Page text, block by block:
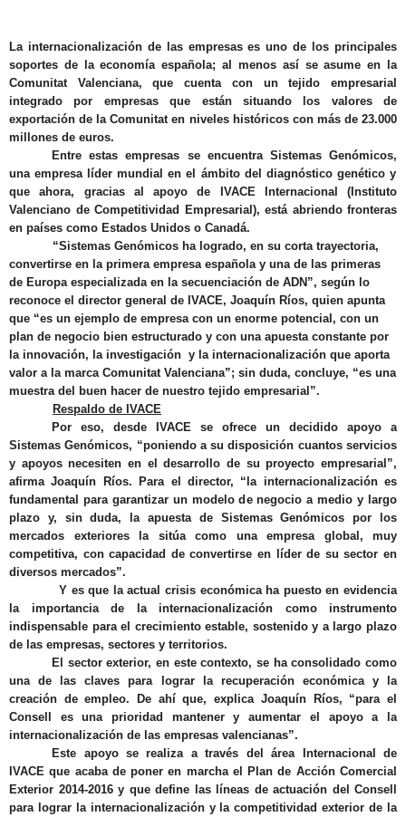
La internacionalización de las empresas es uno de los principales
soportes de la economía española; al menos así se asume en la
Comunitat Valenciana,que cuenta con un tejido empresarial
integrado por empresas que están situando los valores de
exportación de la Comunitat en niveles históricos con más de 23.000
millones de euros.
Entre estas empresas se encuentra Sistemas Genómicos,
una empresa líder mundial en el ámbito del diagnóstico genéticoy
que ahora, gracias al apoyo de IVACE Internacional ( Instituto
Valenciano de Competitividad Empresarial), está abriendo fronteras
en países como Estados Unidos o Canadá.
“Sistemas Genómicos ha logrado, en su corta trayectoria,
convertirse en la primera empresa española y una de las primeras
de Europa especializada en la secuenciación de ADN ”, según lo
reconoce el director general de IVACE, Joaquín Ríos, quien apunta
que “es un ejemplo de empresa con un enorme potencial, con un
plan de negocio bien estructurado y con una apuesta constante por
la innovación, la investigación y la internacionalización que aporta
valor a la marca Comunitat Valenciana”; sin duda, concluye, “es una
muestra del buen hacer de nuestro tejido empresarial ”.
Respaldo de IVACE
Por eso, desde IVACE se ofrece un decidido apoyo a
Sistemas Genómicos, “poniendo a su disposición cuantos servicios
y apoyos necesiten en el desarrollo de su proyecto empresarial”,
afirma Joaquín Ríos. Para el director, “la internacionalización es
fundamental para garantizar un modelo de negocio a medio y largo
plazo y, sin duda, la apuesta de Sistemas Genómicos por los
mercados exteriores la sitúa como una empresa global, muy
competitiva, con capacidad de convertirse en líder de su sector en
diversos mercados”.
Y es que la actual crisis económica ha puesto en evidencia
la importancia de la internacionalización como instrumento
indispensable para el crecimiento estable, sostenido y a largo plazo
de las empresas, sectores y territorios.
El sector exterior, en este contexto, se ha consolidado como
una de las claves para lograr la recuperación económica y la
creación de empleo. De ahí que, explica Joaquín Ríos, “para el
Consell es una prioridad mantener y aumentar el apoyo a la
internacionalización de las empresas valencianas”.
Este apoyo se realiza a través del área Internacional de
IVACE que acaba de poneren marcha el Plan de Acción Comercial
Exterior 2014-2016y que define las líneas de actuación del Consell
para lograr la internacionalización y la competitividad exterior de la